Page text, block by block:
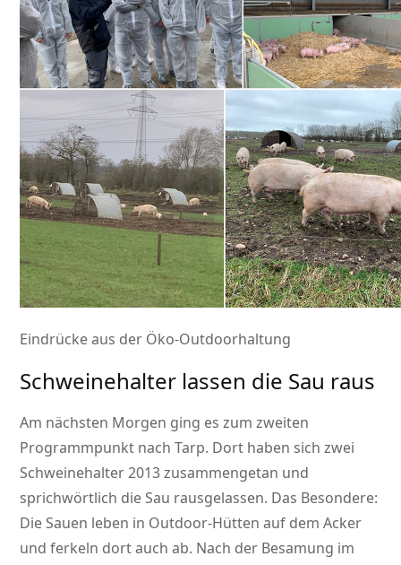
Eindrücke aus der Öko-Outdoorhaltung
Schweinehalter lassen die Sau raus
Am nächsten Morgen ging es zum zweiten
Programmpunkt nach Tarp. Dort haben sich zwei
Schweinehalter 2013 zusammengetan und
sprichwörtlich die Sau rausgelassen. Das Besondere:
Die Sauen leben in Outdoor-Hütten auf dem Acker
und ferkeln dort auch ab. Nach der Besamung im